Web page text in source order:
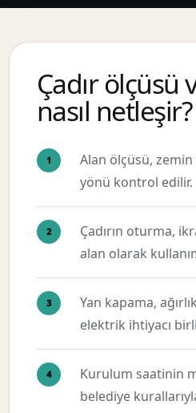
Çadır
nasıl netleşir?
Alan ölçüsü,
yönü kontrol edilir.
Çadırın oturma,
alan olarak
Yan kapama,
elektrik ihtiyacı
Kurulum saatinin
belediye